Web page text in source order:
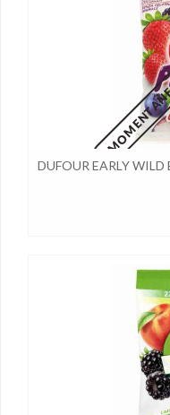
DUFOUR EARLY WILD